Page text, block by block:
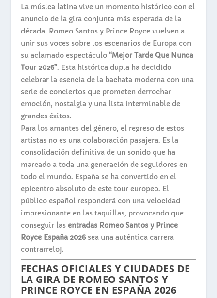
La música latina vive un momento histórico con el
anuncio de la gira conjunta más esperada de la
década. Romeo Santos y Prince Roycevuelven a
unir sus voces sobre los escenarios de Europa con
su aclamado espectáculo “Mejor Tarde Que Nunca
Tour 2026”. Esta histórica dupla ha decidido
celebrar la esencia de la bachata moderna con una
serie de conciertos que prometen derrochar
emoción, nostalgia y una lista interminable de
grandes éxitos.
Para los amantes del género, el regreso de estos
artistas no es una colaboración pasajera. Es la
consolidación definitiva de un sonido que ha
marcado a toda una generación de seguidores en
todo el mundo. España se ha convertido en el
epicentro absoluto de este tour europeo. El
público español responderá con una velocidad
impresionante en las taquillas, provocando que
conseguir las entradas Romeo Santos y Prince
Royce España 2026sea una auténtica carrera
contrarreloj.
FECHAS OFICIALES Y CIUDADES DE
LA GIRA DE ROMEO SANTOS Y
PRINCE ROYCE EN ESPAÑA 2026